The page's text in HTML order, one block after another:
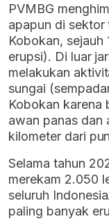
PVMBG
apapun di sektor
Kobokan,
erupsi). Di luar
melakukan
sungai
Kobokan karena
awan panas dan
kilometer dari
Selama tahun
merekam 2.050
seluruh
paling banyak